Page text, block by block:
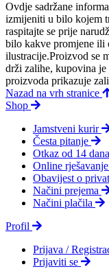
Ovdje sadržane
izmijeniti u bilo kojem
raspitajte se prije
bilo kakve promjene ili
ilustracije.Proizvod se
drži zalihe, kupovina je
proizvoda prikazuje
Nazad na vrh stranice
Shop
Jamstveni kurir
Česta pitanje
Otkaz od 14 dana
Online
Obavijest o
Načini prejema
Načini plačila
Profil
Prijava /
Prijaviti se